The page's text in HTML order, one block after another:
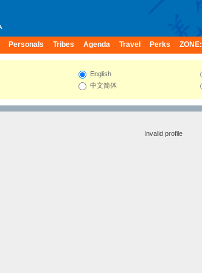
Personals Tribes Agenda Travel Perks ZONE:
English
中文简体
Invalid profile